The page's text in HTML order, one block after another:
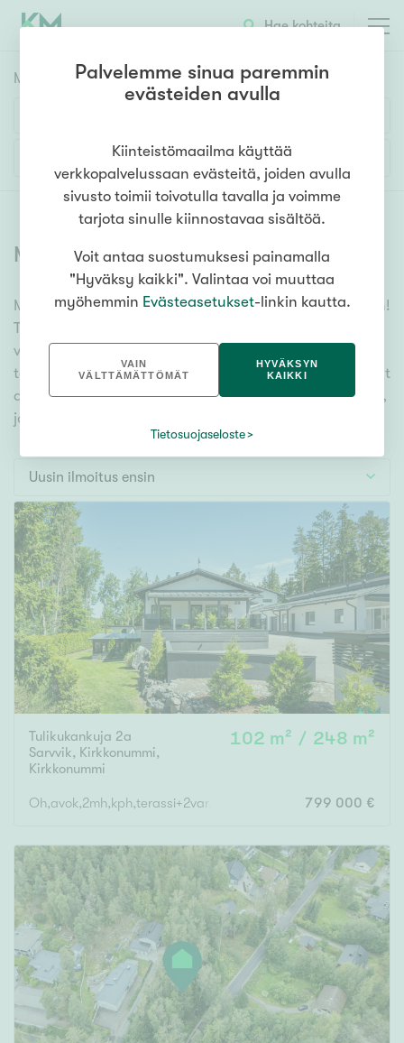
Hae kohteita
Myyntikohteet
1h 2h 3h 4h 5h+
Asuntotyyppi
Kerros-/luhtitalo
Rivitalo/paritalo
Omakoti-/erillistalo
Maa- tai metsätila
Vapaa-ajan asunto
Muut
Hinta
000 000 €
Pinta-ala
Asuinpinta-ala Kokonaispinta-ala
Rakennusvuosi
Uudiskohteet
Vain uudiskohteet Ei uudiskohteita
Lisää hakuehtoja
Myytävät asunnot (6378)
Meiltä löydät myytävät asunnot, oli tarpeesi mikä vain!
Tuhansien kohteiden ja satojen kiinteistönvälittäjien
verkostomme auttaa sinua kenties elämäsi
tärkeimmässä päätöksessä. Katso alta kaikki myytävät
asunnot. Hyödynnä myös kätevää hakutyökaluamme,
jonka avulla löydät omien toiveidesi mukaisen kodin.
Uusin ilmoitus ensin
Tulikukankuja 2a
Sarvvik, Kirkkonummi,
Kirkkonummi
102 m² / 248 m²
799 000 €
Palvelemme sinua paremmin
evästeiden avulla
Kiinteistömaailma käyttää
verkkopalvelussaan evästeitä, joiden avulla
sivusto toimii toivotulla tavalla ja voimme
tarjota sinulle kiinnostavaa sisältöä.
Voit antaa suostumuksesi painamalla
"Hyväksy kaikki". Valintaa voi muuttaa
myöhemmin Evästeasetukset-linkin kautta.
VAIN
VÄLTTÄMÄTTÖMÄT
HYVÄKSYN
KAIKKI
Tietosuojaseloste